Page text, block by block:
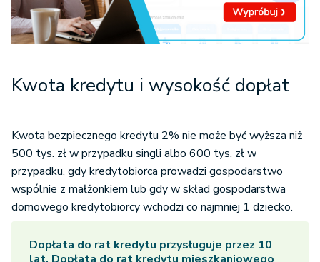
Kwota kredytu i wysokość dopłat
Kwota bezpiecznego kredytu 2% nie może być wyższa niż
500 tys. zł w przypadku singli albo 600 tys. zł w
przypadku, gdy kredytobiorca prowadzi gospodarstwo
wspólnie z małżonkiem lub gdy w skład gospodarstwa
domowego kredytobiorcy wchodzi co najmniej 1 dziecko.
Dopłata do rat kredytu przysługuje przez 10